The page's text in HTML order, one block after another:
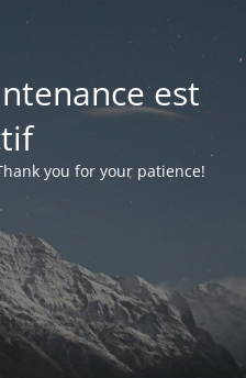
est
you for your patience!